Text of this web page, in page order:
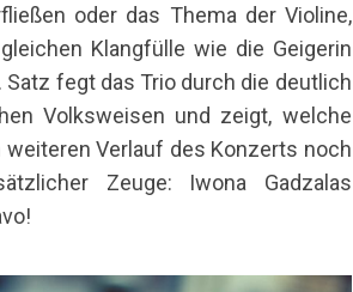
oder das Thema der Violine,
Klangfülle wie die Geigerin
Satz fegt das Trio durch die deutlich
Volksweisen und zeigt, welche
Verlauf des Konzerts noch
Zeuge: Iwona Gadzalas